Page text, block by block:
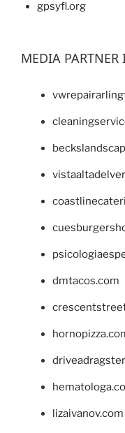
gpsyfl.org
MEDIA PARTNER
dmtacos.com
lizaivanov.com